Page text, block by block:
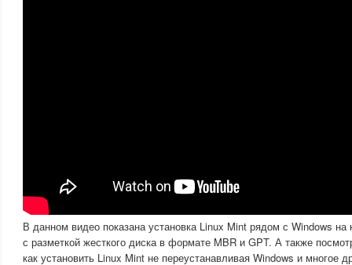
В данном видео показана установка Linux Mint рядом с Windows
с разметкой жесткого диска в формате MBR и GPT. А также
как установить Linux Mint не переустанавливая Windows и многое